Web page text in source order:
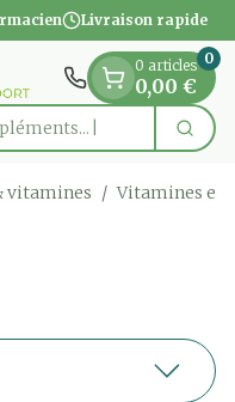
Livraison rapide
0 articles
0,00 €
0
vitamines / Vitamines et